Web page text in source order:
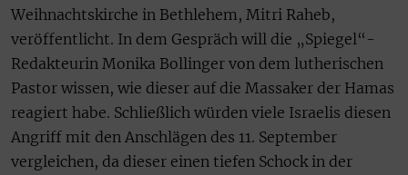
Weihnachtskirche in Bethlehem, Mitri Raheb,
veröffentlicht. In dem Gespräch will die „Spiegel“-
Redakteurin Monika Bollinger von dem lutherischen
Pastor wissen, wie dieser auf die Massaker der Hamas
reagiert habe. Schließlich würden viele Israelis diesen
Angriff mit den Anschlägen des 11. September
vergleichen, da dieser einen tiefen Schock in der